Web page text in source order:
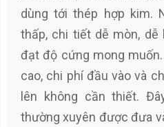
dùng tới thép hợp kim.
thấp, chi tiết dễ mòn, dễ
đạt độ cứng mong
cao, chi phí đầu vào và
lên không cần thiết.
thường xuyên được đưa